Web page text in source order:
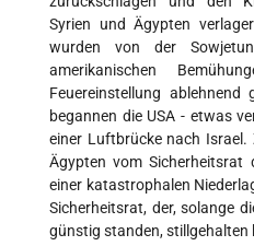
Syrien und Ägypten
wurden von der
amerikanischen
Feuereinstellung ablehnend
begannen die USA - etwas
einer Luftbrücke nach
Ägypten vom Sicherheitsrat
einer katastrophalen
Sicherheitsrat, der, solange
günstig standen, stillgehalten